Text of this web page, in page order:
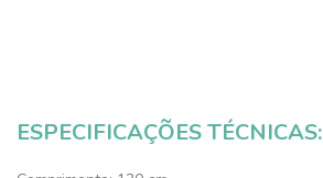
ESPECIFICAÇÕES TÉCNICAS: